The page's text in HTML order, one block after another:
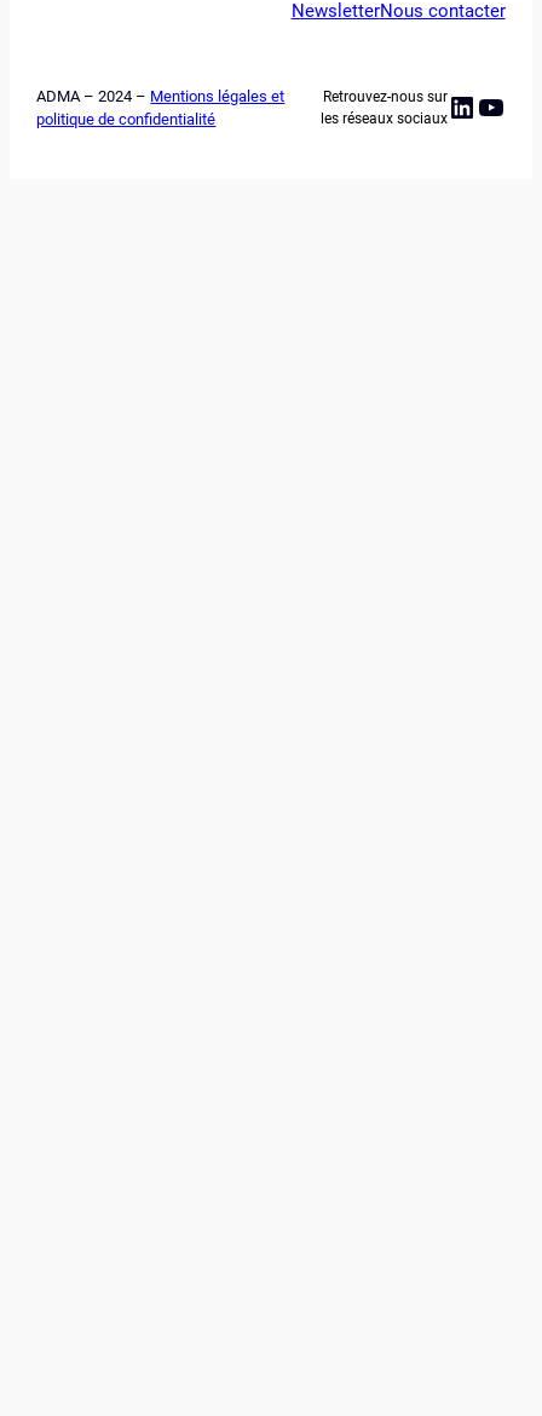
NewsletterNous contacter
ADMA – 2024 – Mentions légales et
politique de confidentialité
Retrouvez-nous sur
les réseaux sociaux